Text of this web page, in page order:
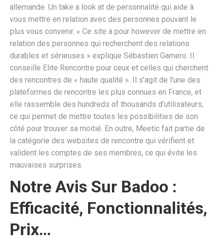
allemande. Un take a look at de personnalité qui aide à
vous mettre en relation avec des personnes pouvant le
plus vous convenir. « Ce site a pour however de mettre en
relation des personnes qui recherchent des relations
durables et sérieuses » explique Sébastien Garnero. Il
conseille Elite Rencontre pour ceux et celles qui cherchent
des rencontres de « haute qualité ». Il s’agit de l’une des
plateformes de rencontre les plus connues en France, et
elle rassemble des hundreds of thousands d’utilisateurs,
ce qui permet de mettre toutes les possibilities de son
côté pour trouver sa moitié. En outre, Meetic fait partie de
la catégorie des websites de rencontre qui vérifient et
valident les comptes de ses membres, ce qui évite les
mauvaises surprises.
Notre Avis Sur Badoo :
Efficacité, Fonctionnalités,
Prix…